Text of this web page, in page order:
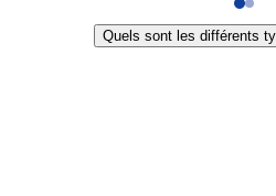
Go
to
slide
Go
to
Quels sont les différents